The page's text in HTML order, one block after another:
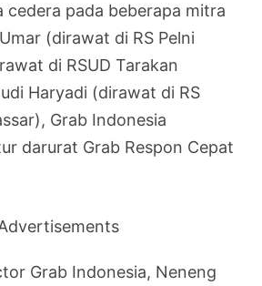
cedera pada beberapa mitra
(dirawat di RS Pelni
di RSUD Tarakan
Haryadi (dirawat di RS
Grab Indonesia
darurat Grab Respon Cepat
Grab Indonesia, Neneng